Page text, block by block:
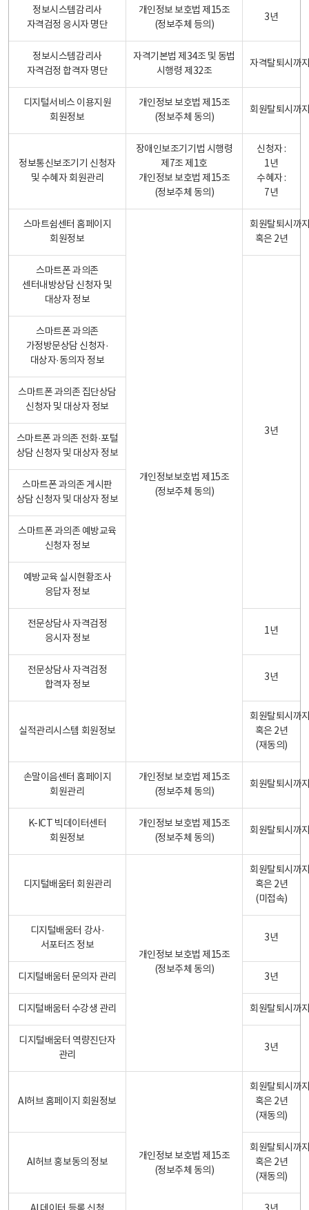
정보시스템감리사
자격검정 응시자 명단
개인정보 보호법 제15조
(정보주체 등의)
3년
정보시스템감리사
자격검정 합격자 명단
자격기본법 제34조 및 동법
시행령 제32조
자격탈퇴시까
디지털서비스 이용지원
회원정보
개인정보 보호법 제15조
(정보주체 동의)
회원탈퇴시까
정보통신보조기기 신청자
및 수혜자 회원관리
장애인보조기기법 시행령
제7조 제1호
개인정보 보호법 제15조
(정보주체 동의)
신청자 :
1년
수혜자 :
7년
스마트쉼센터 홈페이지
회원정보
개인정보보호법 제15조
(정보주체 동의)
회원탈퇴시까
혹은 2년
스마트폰 과의존
센터내방상담 신청자 및
대상자 정보
3년
스마트폰 과의존
가정방문상담 신청자·
대상자·동의자 정보
스마트폰 과의존 집단상담
신청자 및 대상자 정보
스마트폰 과의존 전화·포털
상담 신청자 및 대상자 정보
스마트폰 과의존 게시판
상담 신청자 및 대상자 정보
스마트폰 과의존 예방교육
신청자 정보
예방교육 실시현황조사
응답자 정보
전문상담사 자격검정
응시자 정보
1년
전문상담사 자격검정
합격자 정보
3년
실적관리시스템 회원정보
회원탈퇴시까
혹은 2년
(재동의)
손말이음센터 홈페이지
회원관리
개인정보 보호법 제15조
(정보주체 동의)
회원탈퇴시까
K-ICT 빅데이터센터
회원정보
개인정보 보호법 제15조
(정보주체 동의)
회원탈퇴시까
디지털배움터 회원관리
개인정보 보호법 제15조
(정보주체 동의)
회원탈퇴시까
혹은 2년
(미접속)
디지털배움터 강사·
서포터즈 정보
3년
디지털배움터 문의자 관리 3년
디지털배움터 수강생 관리 회원탈퇴시까
디지털배움터 역량진단자
관리
3년
AI허브 홈페이지 회원정보
개인정보 보호법 제15조
(정보주체 동의)
회원탈퇴시까
혹은 2년
(재동의)
AI허브 홍보동의 정보
회원탈퇴시까
혹은 2년
(재동의)